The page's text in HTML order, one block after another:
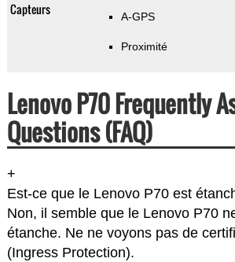
Capteurs A-GPS
Proximité
Lenovo P70 Frequently
Questions (FAQ)
+
Est-ce que le Lenovo P70 est
Non, il semble que le Lenovo P70
étanche. Ne ne voyons pas de
(Ingress Protection).